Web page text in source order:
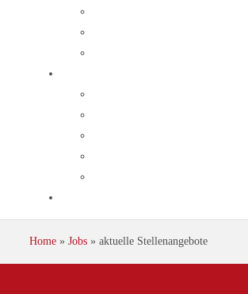
Home » Jobs » aktuelle Stellenangebote